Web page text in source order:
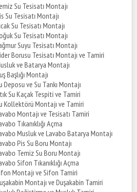
Su Tesisatı Montajı
Su Tesisatı Montajı
Su Tesisatı Montajı
Su Tesisatı Montajı
Suyu Tesisatı Montajı
Borusu Tesisatı Montajı ve Tamiri
ve Batarya Montajı
Başlığı Montajı
Deposu ve Su Tankı Montajı
Su Kaçak Tespiti ve Tamiri
Kollektörü Montajı ve Tamiri
Montajı ve Tesisatı Tamiri
Tıkanıklığı Açma
Musluk ve Lavabo Batarya Montajı
Pis Su Boru Montajı
Temiz Su Boru Montajı
Sifon Tıkanıklığı Açma
Montajı ve Sifon Tamiri
Montajı ve Duşakabin Tamiri